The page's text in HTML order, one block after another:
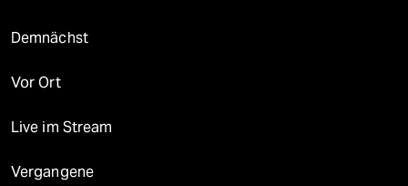
Demnächst
Vor Ort
Live im Stream
Vergangene